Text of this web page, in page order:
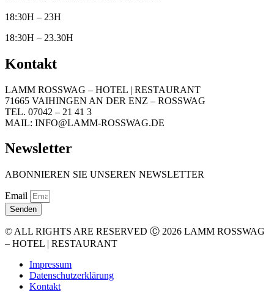
18:30H – 23H
18:30H – 23.30H
Kontakt
LAMM ROSSWAG – HOTEL | RESTAURANT
71665 VAIHINGEN AN DER ENZ – ROSSWAG
TEL. 07042 – 21 41 3
MAIL: INFO@LAMM-ROSSWAG.DE
Newsletter
ABONNIEREN SIE UNSEREN NEWSLETTER
Email
Senden
© ALL RIGHTS ARE RESERVED Ⓒ 2026 LAMM ROSSWAG
– HOTEL | RESTAURANT
Impressum
Datenschutzerklärung
Kontakt